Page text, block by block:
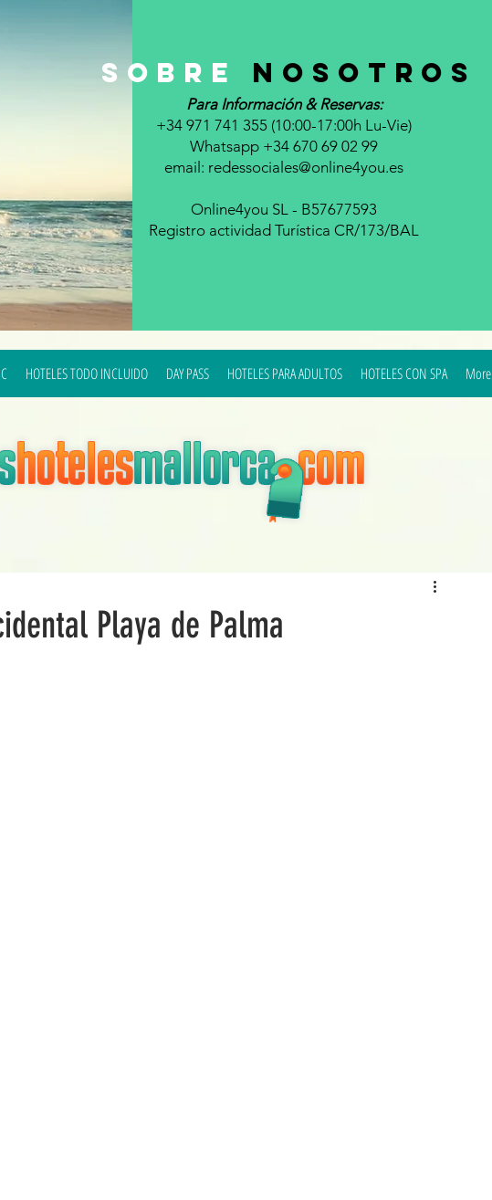
sobre nosotros
Para Información & Reservas:
+34 971 741 355 (10:00-17:00h Lu-Vie)
Whatsapp +34 670 69 02 99
email: redessociales@online4you.es
Online4you SL - B57677593
Registro actividad Turística CR/173/BAL
Playa de Palma
HOTELES TODO INCLUIDO DAY PASS HOTELES PARA ADULTOS HOTELES CON SPA More